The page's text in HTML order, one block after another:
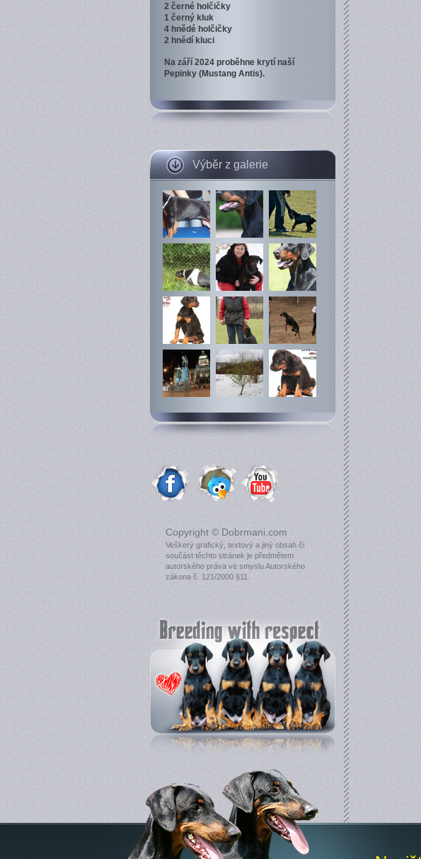
2 černé holčičky
1 černý kluk
4 hnědé holčičky
2 hnědí kluci
Na září 2024 proběhne krytí naší
Pepinky (Mustang Antis).
Výběr z galerie
Copyright © Dobrmani.com
Veškerý grafický, textový a jiný obsah či
součást těchto stránek je předmětem
autorského práva ve smyslu Autorského
zákona č. 121/2000 §11.